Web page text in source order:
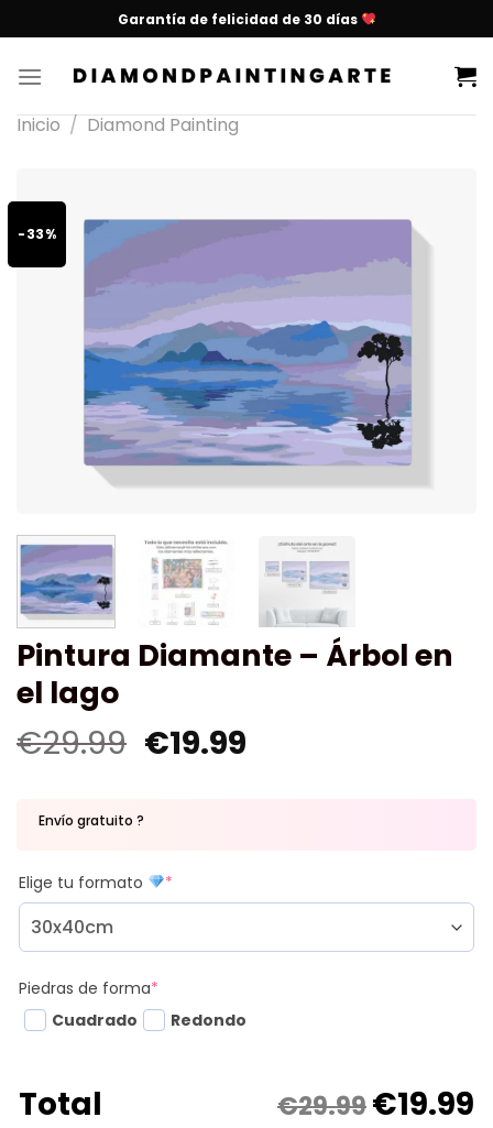
Garantía de felicidad de 30 días
Inicio / Diamond Painting
-33%
Pintura Diamante – Árbol en
el lago
€29.99 €19.99
Envío gratuito ?
Elige tu formato *
Piedras de forma*
Cuadrado
Redondo
Total €29.99€19.99